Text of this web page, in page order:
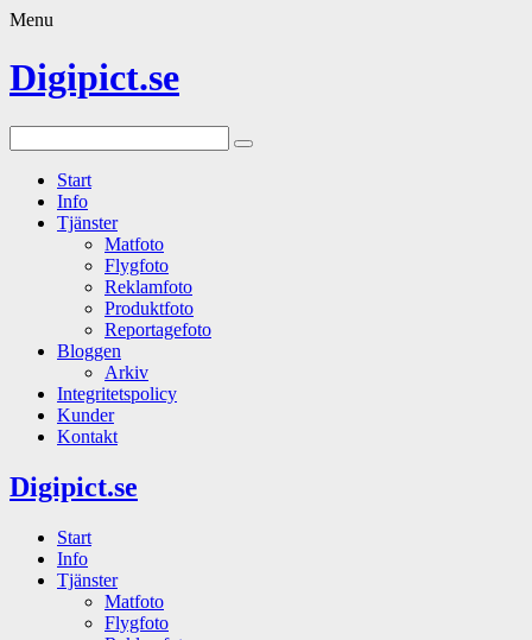
Menu
Digipict.se
Start
Info
Tjänster
Matfoto
Flygfoto
Reklamfoto
Produktfoto
Reportagefoto
Bloggen
Arkiv
Integritetspolicy
Kunder
Kontakt
Digipict.se
Start
Info
Tjänster
Matfoto
Flygfoto